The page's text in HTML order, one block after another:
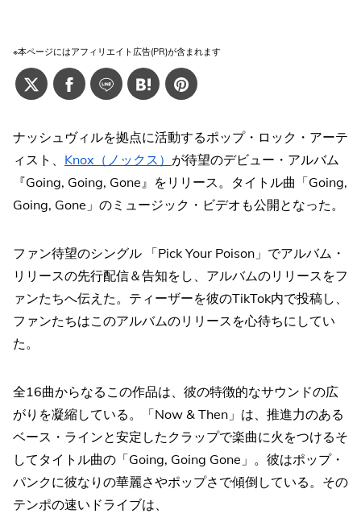
※本ページにはアフィリエイト広告(PR)が含まれます
ナッシュヴィルを拠点に活動するポップ・ロック・アーテ
ィスト、 Knox（ノックス） が待望のデビュー・アルバム
『Going, Going, Gone』をリリース。タイトル曲「Going,
Going, Gone」のミュージック・ビデオも公開となった。
ファン待望のシングル 「Pick Your Poison」でアルバム・
リリースの先行配信＆告知をし、アルバムのリリースをフ
ァンたちへ伝えた。ティーザーを彼のTikTok内で投稿し、
ファンたちはこのアルバムのリリースを心待ちにしてい
た。
全16曲からなるこの作品は、彼の特徴的なサウンドの広
がりを凝縮している。「Now & Then」は、推進力のある
ベース・ラインと安定したクラップで楽曲に火をつけるそ
してタイトル曲の「Going, Going Gone」。彼はポップ・
パンクに彼なりの華麗さやポップさで傾倒している。その
テンポの速いドライブは、